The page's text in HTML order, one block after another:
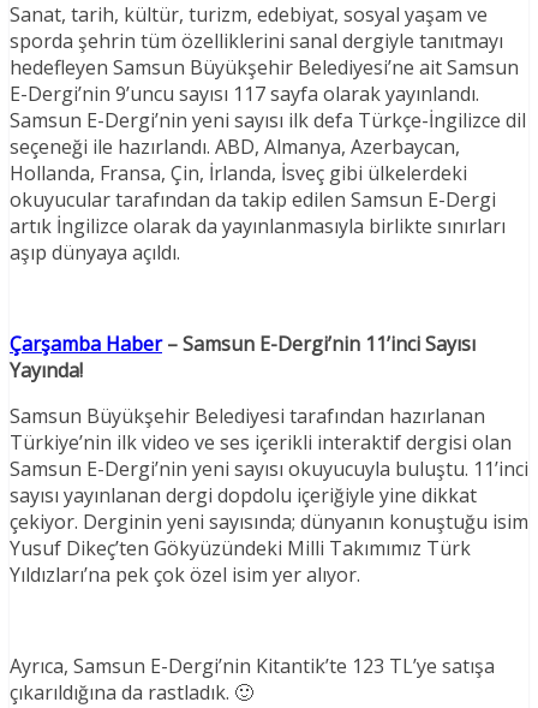
Sanat, tarih, kültür, turizm, edebiyat, sosyal yaşam ve
sporda şehrin tüm özelliklerini sanal dergiyle tanıtmayı
hedefleyen Samsun Büyükşehir Belediyesi’ne ait Samsun
E-Dergi’nin 9’uncu sayısı 117 sayfa olarak yayınlandı.
Samsun E-Dergi’nin yeni sayısı ilk defa Türkçe-İngilizce dil
seçeneği ile hazırlandı. ABD, Almanya, Azerbaycan,
Hollanda, Fransa, Çin, İrlanda, İsveç gibi ülkelerdeki
okuyucular tarafından da takip edilen Samsun E-Dergi
artık İngilizce olarak da yayınlanmasıyla birlikte sınırları
aşıp dünyaya açıldı.
Çarşamba Haber– Samsun E-Dergi’nin 11’inci Sayısı
Yayında!
Samsun Büyükşehir Belediyesi tarafından hazırlanan
Türkiye’nin ilk video ve ses içerikli interaktif dergisi olan
Samsun E-Dergi’nin yeni sayısı okuyucuyla buluştu. 11’inci
sayısı yayınlanan dergi dopdolu içeriğiyle yine dikkat
çekiyor. Derginin yeni sayısında; dünyanın konuştuğu isim
Yusuf Dikeç’ten Gökyüzündeki Milli Takımımız Türk
Yıldızları’na pek çok özel isim yer alıyor.
Ayrıca, Samsun E-Dergi’nin Kitantik’te 123 TL’ye satışa
çıkarıldığına da rastladık. 🙂